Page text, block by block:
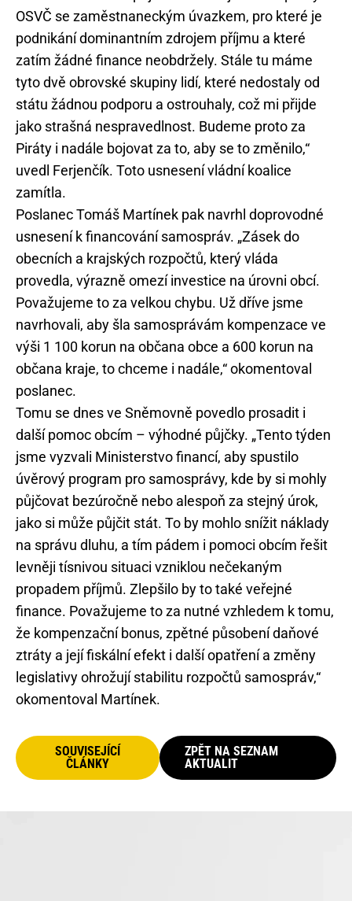
OSVČ se zaměstnaneckým úvazkem, pro které je
podnikání dominantním zdrojem příjmu a které
zatím žádné finance neobdržely. Stále tu máme
tyto dvě obrovské skupiny lidí, které nedostaly od
státu žádnou podporu a ostrouhaly, což mi přijde
jako strašná nespravedlnost. Budeme proto za
Piráty i nadále bojovat za to, aby se to změnilo,“
uvedl Ferjenčík. Toto usnesení vládní koalice
zamítla.
Poslanec Tomáš Martínek pak navrhl doprovodné
usnesení k financování samospráv. „Zásek do
obecních a krajských rozpočtů, který vláda
provedla, výrazně omezí investice na úrovni obcí.
Považujeme to za velkou chybu. Už dříve jsme
navrhovali, aby šla samosprávám kompenzace ve
výši 1 100 korun na občana obce a 600 korun na
občana kraje, to chceme i nadále,“ okomentoval
poslanec.
Tomu se dnes ve Sněmovně povedlo prosadit i
další pomoc obcím – výhodné půjčky. „Tento týden
jsme vyzvali Ministerstvo financí, aby spustilo
úvěrový program pro samosprávy, kde by si mohly
půjčovat bezúročně nebo alespoň za stejný úrok,
jako si může půjčit stát. To by mohlo snížit náklady
na správu dluhu, a tím pádem i pomoci obcím řešit
levněji tísnivou situaci vzniklou nečekaným
propadem příjmů. Zlepšilo by to také veřejné
finance. Považujeme to za nutné vzhledem k tomu,
že kompenzační bonus, zpětné působení daňové
ztráty a její fiskální efekt i další opatření a změny
legislativy ohrožují stabilitu rozpočtů samospráv,“
okomentoval Martínek.
SOUVISEJÍCÍ
ČLÁNKY
ZPĚT NA SEZNAM
AKTUALIT